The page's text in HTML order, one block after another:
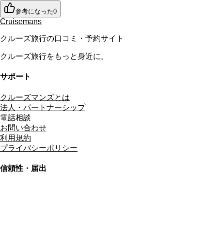
参考になった0
Cruisemans
クルーズ旅行の口コミ・予約サイト
クルーズ旅行をもっと身近に。
サポート
クルーズマンズとは
法人・パートナーシップ
電話相談
お問い合わせ
利用規約
プライバシーポリシー
信頼性・届出